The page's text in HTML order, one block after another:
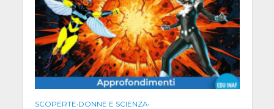
SCOPERTE•DONNE E SCIENZA•